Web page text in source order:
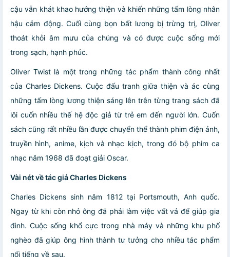
cậu vẫn khát khao hướng thiện và khiến những tấm lòng nhân
hậu cảm động. Cuối cùng bọn bất lương bị trừng trị, Oliver
thoát khỏi âm mưu của chúng và có được cuộc sống mới
trong sạch, hạnh phúc.
Oliver Twist là một trong những tác phẩm thành công nhất
của Charles Dickens. Cuộc đấu tranh giữa thiện và ác cùng
những tấm lòng lương thiện sáng lên trên từng trang sách đã
lôi cuốn nhiều thế hệ độc giả từ trẻ em đến người lớn. Cuốn
sách cũng rất nhiều lần được chuyển thể thành phim điện ảnh,
truyền hình, anime, kịch và nhạc kịch, trong đó bộ phim ca
nhạc năm 1968 đã đoạt giải Oscar.
Vài nét về tác giả Charles Dickens
Charles Dickens sinh năm 1812 tại Portsmouth, Anh quốc.
Ngay từ khi còn nhỏ ông đã phải làm việc vất vả để giúp gia
đình. Cuộc sống khổ cực trong nhà máy và những khu phố
nghèo đã giúp ông hình thành tư tưởng cho nhiều tác phẩm
nổi tiếng về sau.